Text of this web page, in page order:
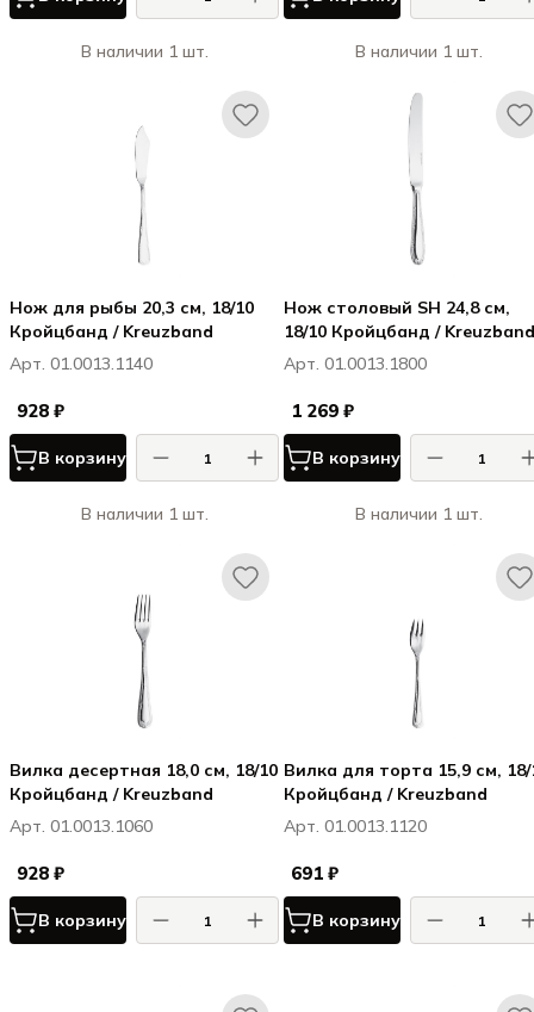
В наличии 1 шт. В наличии 1 шт.
Нож для рыбы 20,3 см, 18/10
Кройцбанд / Kreuzband
Арт. 01.0013.1140
928 ₽
В корзину
В наличии 1 шт.
Нож столовый SH 24,8 см,
18/10 Кройцбанд / Kreuzband
Арт. 01.0013.1800
1 269 ₽
В корзину
В наличии 1 шт.
Вилка десертная 18,0 см, 18/10
Кройцбанд / Kreuzband
Арт. 01.0013.1060
928 ₽
В корзину
Вилка для торта 15,9 см, 18/
Кройцбанд / Kreuzband
Арт. 01.0013.1120
691 ₽
В корзину